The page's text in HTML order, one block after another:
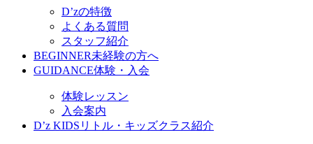
D’zの特徴
よくある質問
スタッフ紹介
BEGINNER未経験の方へ
GUIDANCE体験・入会
体験レッスン
入会案内
D’z KIDS リトル・キッズクラス紹介